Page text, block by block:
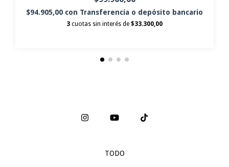
$94.905,00 con Transferencia o depósito bancario
3 cuotas sin interés de $33.300,00
TODO